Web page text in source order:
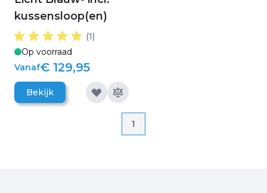
kussensloop(en)
(1)
Op voorraad
Vanaf€ 129,95
Bekijk
Pagina
Pagina
1